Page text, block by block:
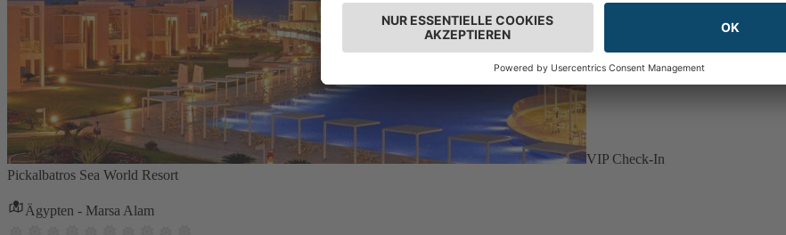
VIP Check-In
Pickalbatros Sea World Resort
Ägypten - Marsa Alam